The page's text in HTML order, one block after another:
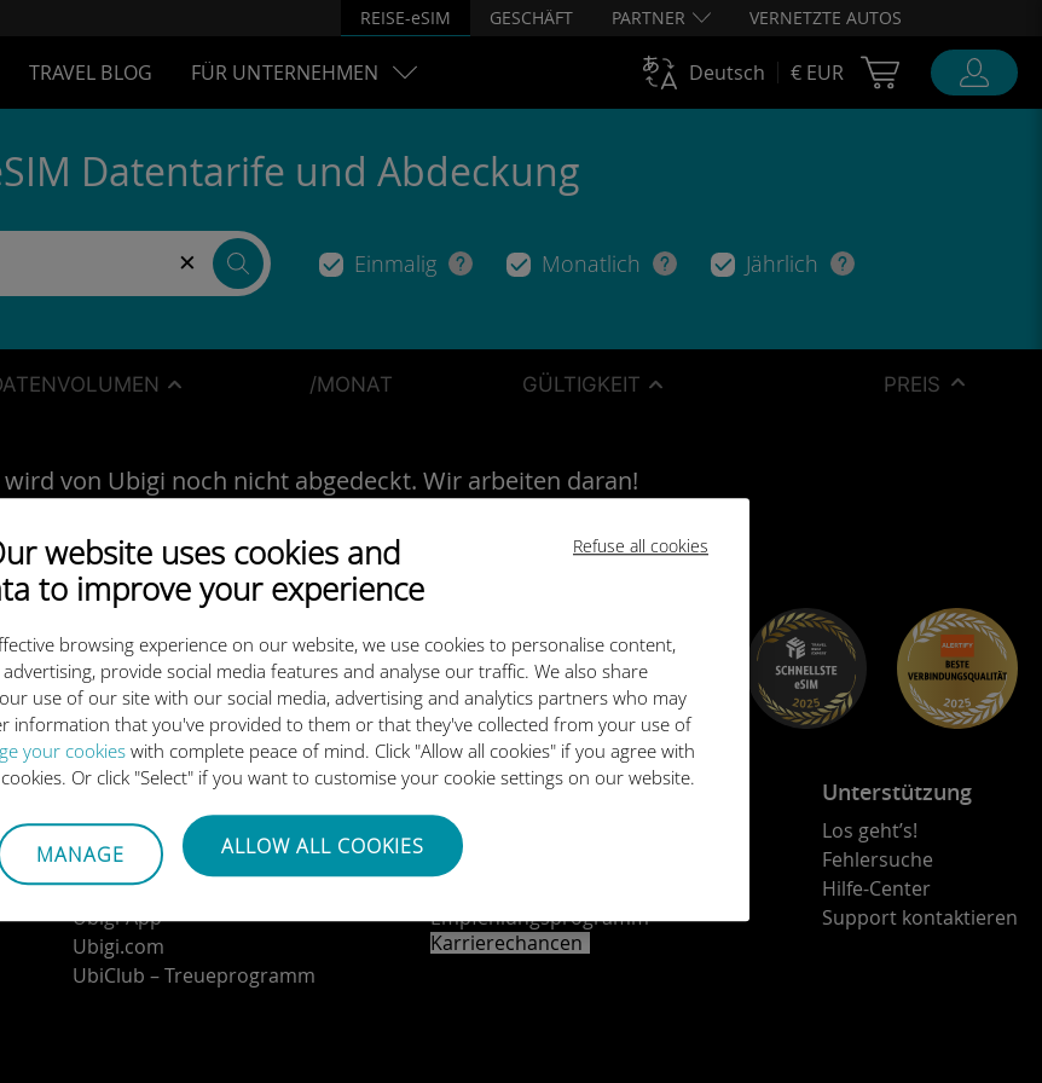
Refuse all cookies
website uses cookies and
to improve your experience
browsing experience on our website, we use cookies to personalise content,
provide social media features and analyse our traffic. We also share
use of our site with our social media, advertising and analytics partners who may
information that you've provided to them or that they've collected from your use of
your cookies with complete peace of mind. Click "Allow all cookies" if you agree with
Or click "Select" if you want to customise your cookie settings on our website.
MANAGE ALLOW ALL COOKIES
REISE-eSIM GESCHÄFT PARTNER VERNETZTE AUTOS
TRAVEL BLOG FÜR UNTERNEHMEN Deutsch € EUR Cart Ubigi
Datentarife und Abdeckung
× Einmalig Monatlich Jährlich
/MONAT GÜLTIGKEIT PREIS
wird von Ubigi noch nicht abgedeckt. Wir arbeiten daran!
Laden Sie unsere App herunter
Über uns
Ubigi-Geschichte
Ubigi in der Presse
Ubigi-Netzwerkpartner
Ubigi-App
Ubigi.com
UbiClub – Treueprogramm
Kontakt
Verbinden Sie Ihre Mitarbeiter
Partnerprogramm
Empfehlungsprogramm
Karrierechancen
Unterstützung
Los geht’s!
Fehlersuche
Hilfe-Center
Support kontaktieren